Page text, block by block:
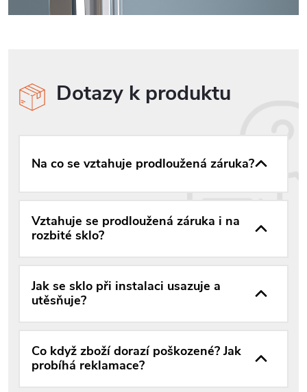
Dotazy k produktu
Na co se vztahuje prodloužená záruka?
Vztahuje se prodloužená záruka i na
rozbité sklo?
Jak se sklo při instalaci usazuje a
utěsňuje?
Co když zboží dorazí poškozené? Jak
probíhá reklamace?